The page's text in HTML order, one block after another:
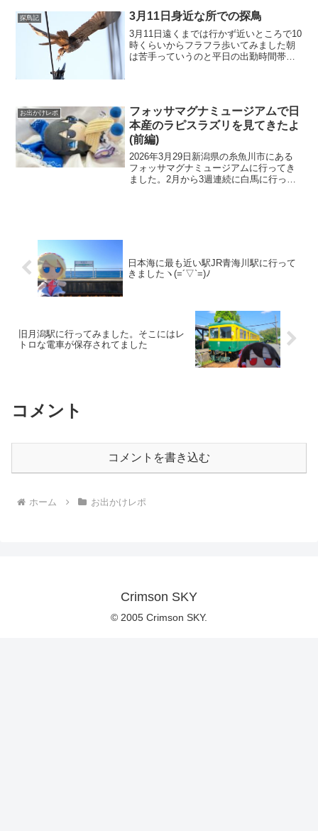
探鳥記 3月11日身近な所での探鳥
3月11日遠くまでは行かず近いところで10
時くらいからフラフラ歩いてみました朝
は苦手っていうのと平日の出勤時間帯に
お出かけレポ
フォッサマグナミュージアムで日
本産のラピスラズリを見てきたよ
(前編)
2026年3月29日新潟県の糸魚川市にある
フォッサマグナミュージアムに行ってき
ました。2月から3週連続に白馬に行った
日本海に最も近い駅JR青海川駅に行って
きましたヽ(=´▽`=)ﾉ
旧月潟駅に行ってみました。そこにはレ
トロな電車が保存されてました
コメント
コメントを書き込む
ホーム お出かけレポ
Crimson SKY
© 2005 Crimson SKY.